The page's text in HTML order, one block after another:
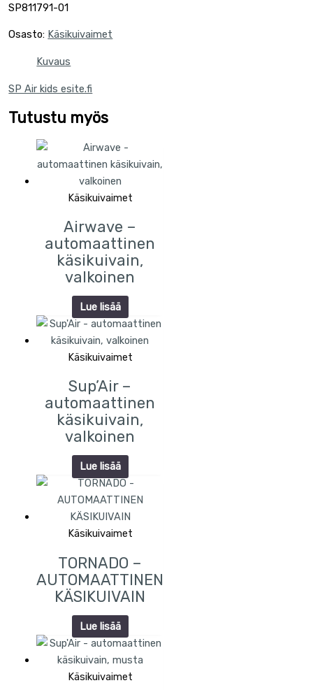
SP811791-01
Osasto: Käsikuivaimet
Kuvaus
SP Air kids esite.fi
Tutustu myös
Käsikuivaimet
Airwave –
automaattinen
käsikuivain,
valkoinen
Lue lisää
Käsikuivaimet
Sup’Air –
automaattinen
käsikuivain,
valkoinen
Lue lisää
Käsikuivaimet
TORNADO –
AUTOMAATTINEN
KÄSIKUIVAIN
Lue lisää
Käsikuivaimet